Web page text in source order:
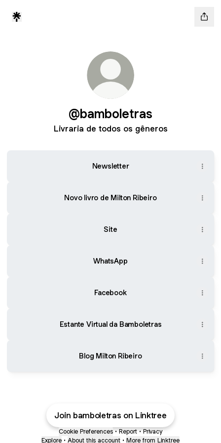
@bamboletras
Livraria de todos os gêneros
Newsletter
Novo livro de Milton Ribeiro
Site
WhatsApp
Facebook
Estante Virtual da Bamboletras
Blog Milton Ribeiro
Join bamboletras on Linktree
Cookie Preferences • Report • Privacy
Explore • About this account • More from Linktree